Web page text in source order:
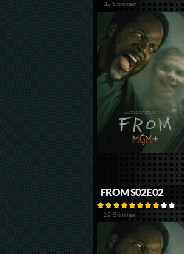
32 Stimmen
FROM S02E02
19 Stimmen